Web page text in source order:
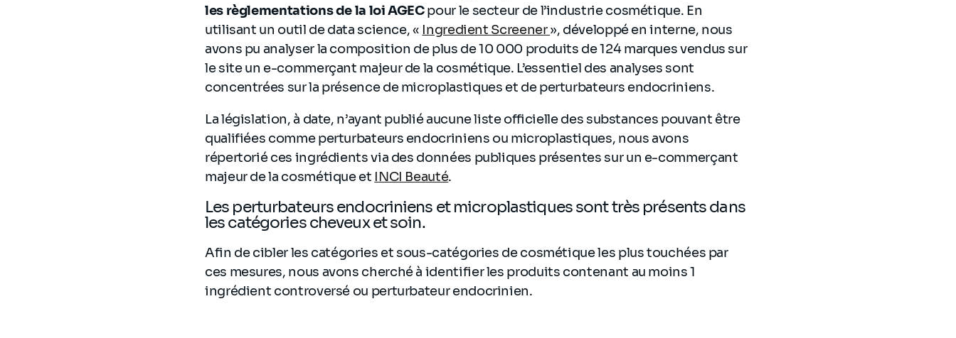
les règlementations de la loi AGECpour le secteur de l’industrie cosmétique. En
utilisant un outil de data science, « Ingredient Screener», développé en interne, nous
avons pu analyser la composition de plus de 10 000 produits de 124 marques vendus sur
le site un e-commerçant majeur de la cosmétique. L’essentiel des analyses sont
concentrées sur la présence de microplastiques et de perturbateurs endocriniens.
La législation, à date, n’ayant publié aucune liste officielle des substances pouvant être
qualifiées comme perturbateurs endocriniens ou microplastiques, nous avons
répertorié ces ingrédients via des données publiques présentes sur un e-commerçant
majeur de la cosmétique et INCI Beauté.
Les perturbateurs endocriniens et microplastiques sont très présents dans
les catégories cheveux et soin.
Afin de cibler les catégories et sous-catégories de cosmétique les plus touchées par
ces mesures, nous avons cherché à identifier les produits contenant au moins 1
ingrédient controversé ou perturbateur endocrinien.